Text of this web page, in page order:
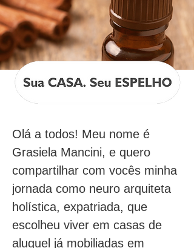
Olá a todos! Meu nome é
Grasiela Mancini, e quero
compartilhar com vocês minha
jornada como neuro arquiteta
holística, expatriada, que
escolheu viver em casas de
aluguel já mobiliadas em